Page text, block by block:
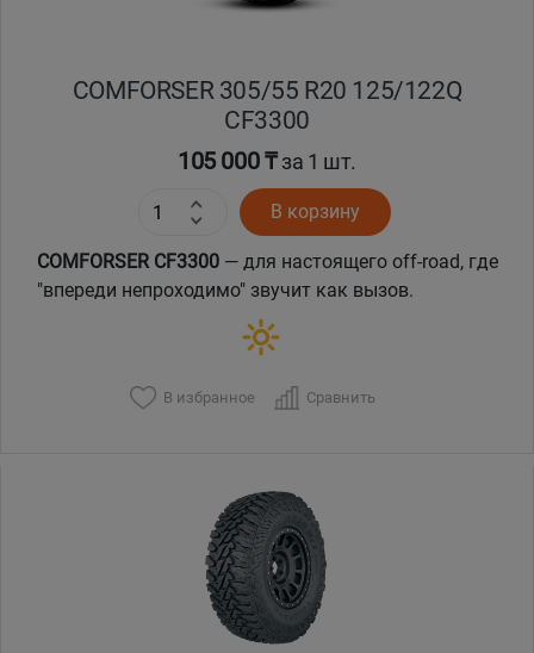
COMFORSER 305/55 R20 125/122Q
CF3300
105 000 ₸за 1 шт.
В корзину
COMFORSER CF3300 — для настоящего off-road, где
"впереди непроходимо" звучит как вызов.
В избранное Сравнить